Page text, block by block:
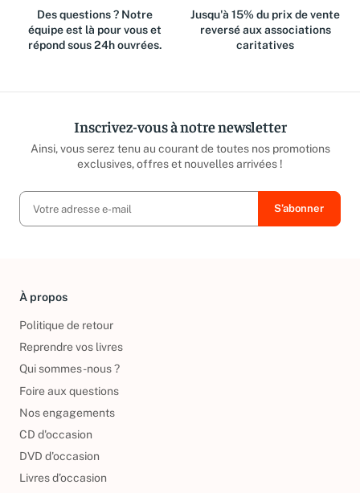
Des questions ? Notre
équipe est là pour vous et
répond sous 24h ouvrées.
Jusqu'à 15% du prix de vente
reversé aux associations
caritatives
Inscrivez-vous à notre newsletter
Ainsi, vous serez tenu au courant de toutes nos promotions
exclusives, offres et nouvelles arrivées !
À propos
Politique de retour
Reprendre vos livres
Qui sommes-nous ?
Foire aux questions
Nos engagements
CD d'occasion
DVD d'occasion
Livres d’occasion